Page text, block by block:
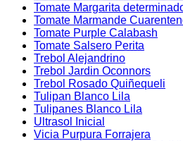
Tomate Margarita
Tomate Marmande
Tomate Purple Calabash
Tomate Salsero Perita
Trebol Alejandrino
Trebol Jardin Oconnors
Trebol Rosado Quiñequeli
Tulipan Blanco Lila
Tulipanes Blanco Lila
Ultrasol Inicial
Vicia Purpura Forrajera